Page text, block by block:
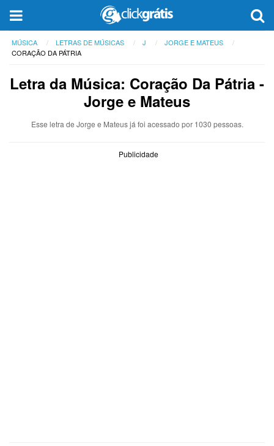
MÚSICA LETRAS DE MÚSICAS J
JORGE E MATEUS
CORAÇÃO DA PÁTRIA
Letra da Música: Coração Da Pátria -
Jorge e Mateus
Esse letra de Jorge e Mateus já foi acessado por 1030 pessoas.
Publicidade